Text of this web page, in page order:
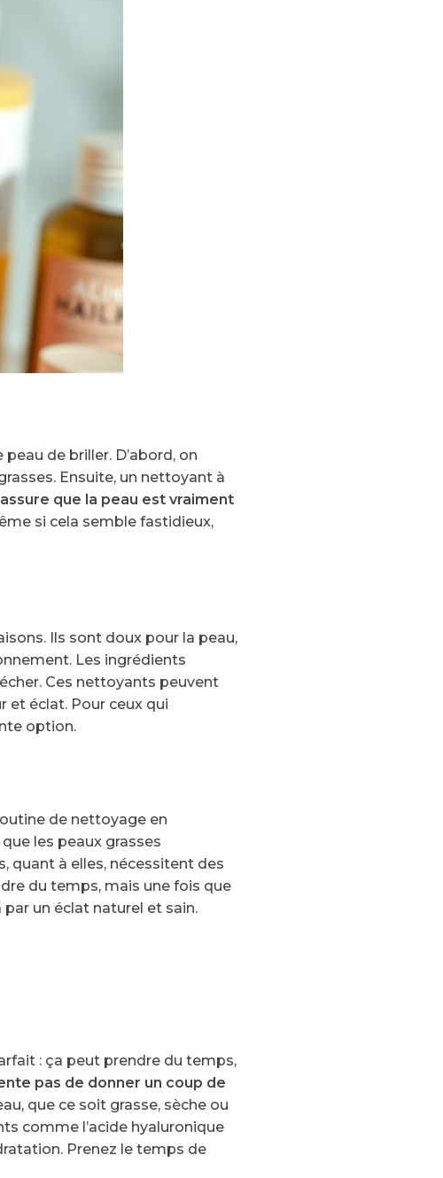
de briller. D’abord, on
Ensuite, un nettoyant à
que la peau est vraiment
si cela semble fastidieux,
Ils sont doux pour la peau,
Les ingrédients
Ces nettoyants peuvent
et éclat. Pour ceux qui
option.
de nettoyage en
les peaux grasses
quant à elles, nécessitent des
du temps, mais une fois que
un éclat naturel et sain.
: ça peut prendre du temps,
pas de donner un coup de
que ce soit grasse, sèche ou
comme l’acide hyaluronique
Prenez le temps de